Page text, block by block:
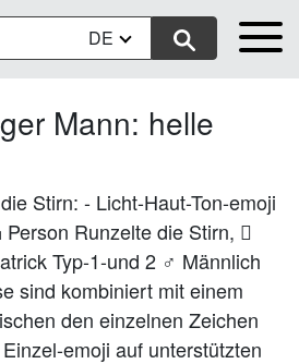
DE
Mann: helle
Stirn: - Licht-Haut-Ton-emoji
Runzelte die Stirn, 🏻
Typ-1-und 2 ♂ Männlich
sind kombiniert mit einem
den einzelnen Zeichen
emoji auf unterstützten